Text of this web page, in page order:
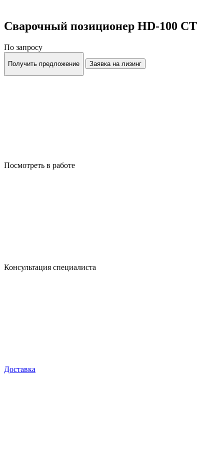
Сварочный позиционер HD-100 CT
По запросу
Получить предложение Заявка на лизинг
Посмотреть в работе
Консультация специалиста
Доставка